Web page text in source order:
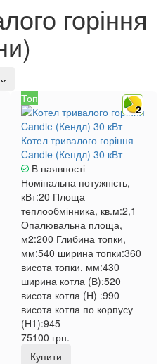
горіння
2
Топ
Котел тривалого горіння
Candle (Кендл) 30 кВт
В наявності
Номінальна потужність,
кВт:20 Площа
теплообмінника, кв.м:2,1
Опалювальна площа,
м2:200 Глибина топки,
мм:540 ширина топки:360
висота топки, мм:430
ширина котла (В):520
висота котла (Н) :990
висота котла по корпусу
(Н1):945
75100 грн.
Купити